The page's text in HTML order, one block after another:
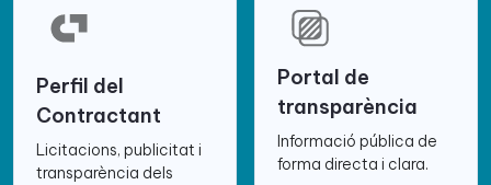
Perfil del
Contractant
Licitacions, publicitat i
transparència dels
Portal de
transparència
Informació pública de
forma directa i clara.